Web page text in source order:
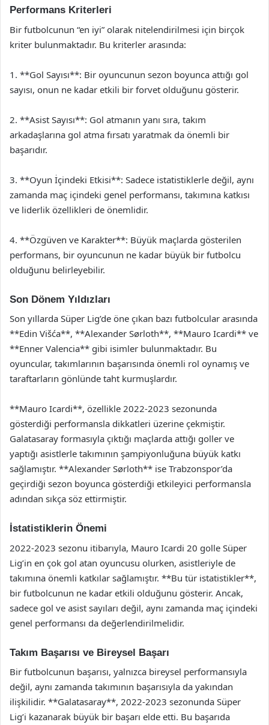
Performans Kriterleri
Bir futbolcunun “en iyi” olarak nitelendirilmesi için birçok
kriter bulunmaktadır. Bu kriterler arasında:
1. **Gol Sayısı**: Bir oyuncunun sezon boyunca attığı gol
sayısı, onun ne kadar etkili bir forvet olduğunu gösterir.
2. **Asist Sayısı**: Gol atmanın yanı sıra, takım
arkadaşlarına gol atma fırsatı yaratmak da önemli bir
başarıdır.
3. **Oyun İçindeki Etkisi**: Sadece istatistiklerle değil, aynı
zamanda maç içindeki genel performansı, takımına katkısı
ve liderlik özellikleri de önemlidir.
4. **Özgüven ve Karakter**: Büyük maçlarda gösterilen
performans, bir oyuncunun ne kadar büyük bir futbolcu
olduğunu belirleyebilir.
Son Dönem Yıldızları
Son yıllarda Süper Lig’de öne çıkan bazı futbolcular arasında
**Edin Višća**, **Alexander Sørloth**, **Mauro Icardi** ve
**Enner Valencia** gibi isimler bulunmaktadır. Bu
oyuncular, takımlarının başarısında önemli rol oynamış ve
taraftarların gönlünde taht kurmuşlardır.
**Mauro Icardi**, özellikle 2022-2023 sezonunda
gösterdiği performansla dikkatleri üzerine çekmiştir.
Galatasaray formasıyla çıktığı maçlarda attığı goller ve
yaptığı asistlerle takımının şampiyonluğuna büyük katkı
sağlamıştır. **Alexander Sørloth** ise Trabzonspor’da
geçirdiği sezon boyunca gösterdiği etkileyici performansla
adından sıkça söz ettirmiştir.
İstatistiklerin Önemi
2022-2023 sezonu itibarıyla, Mauro Icardi 20 golle Süper
Lig’in en çok gol atan oyuncusu olurken, asistleriyle de
takımına önemli katkılar sağlamıştır. **Bu tür istatistikler**,
bir futbolcunun ne kadar etkili olduğunu gösterir. Ancak,
sadece gol ve asist sayıları değil, aynı zamanda maç içindeki
genel performansı da değerlendirilmelidir.
Takım Başarısı ve Bireysel Başarı
Bir futbolcunun başarısı, yalnızca bireysel performansıyla
değil, aynı zamanda takımının başarısıyla da yakından
ilişkilidir. **Galatasaray**, 2022-2023 sezonunda Süper
Lig’i kazanarak büyük bir başarı elde etti. Bu başarıda